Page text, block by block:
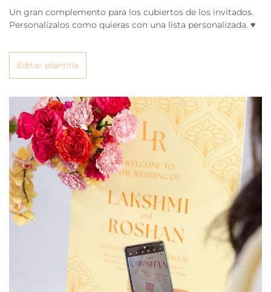
Un gran complemento para los cubiertos de los invitados.
Personalízalos como quieras con una lista personalizada. ♥
Editar plantilla